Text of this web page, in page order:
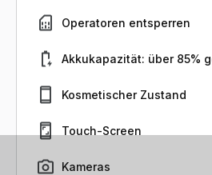
Operatoren entsperren
Akkukapazität: über 85%
Kosmetischer Zustand
Touch-Screen
Kameras